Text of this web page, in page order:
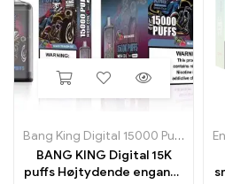
Bang King Digital 15000 Pust
BANG KING Digital 15K
puffs Højtydende engangs